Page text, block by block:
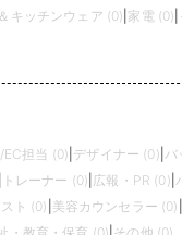
キッチンウェア (0) 家電 (0)
EC担当 (0) デザイナー (0) バ
トレーナー (0) 広報・PR (0)
ト (0) 美容カウンセラー (0)